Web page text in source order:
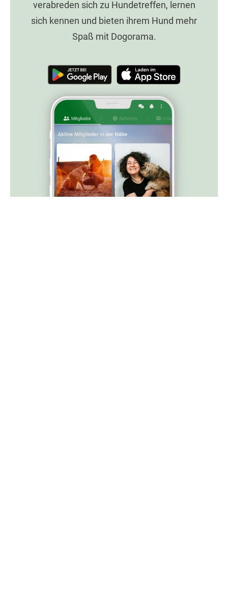
verabreden sich zu Hundetreffen, lernen
sich kennen und bieten ihrem Hund mehr
Spaß mit Dogorama.